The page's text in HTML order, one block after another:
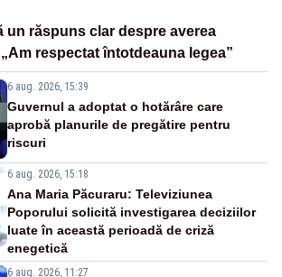
un răspuns clar despre averea
respectat întotdeauna legea”
6 aug. 2026, 15:39
Guvernul a adoptat o hotărâre care
aprobă planurile de pregătire pentru
riscuri
6 aug. 2026, 15:18
Ana Maria Păcuraru: Televiziunea
Poporului solicită investigarea deciziilor
luate în această perioadă de criză
enegetică
6 aug. 2026, 11:27